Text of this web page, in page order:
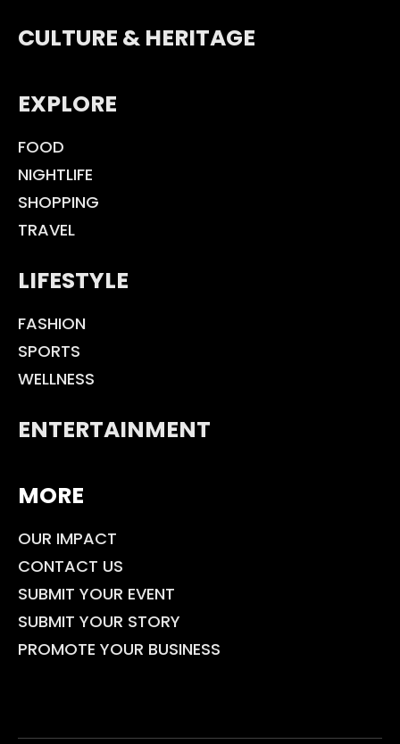
CULTURE & HERITAGE
EXPLORE
FOOD
NIGHTLIFE
SHOPPING
TRAVEL
LIFESTYLE
FASHION
SPORTS
WELLNESS
ENTERTAINMENT
MORE
OUR IMPACT
CONTACT US
SUBMIT YOUR EVENT
SUBMIT YOUR STORY
PROMOTE YOUR BUSINESS